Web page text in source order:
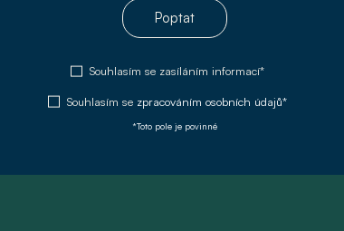
Poptat
Souhlasím se zasíláním informací*
Souhlasím se zpracováním osobních údajů*
*Toto pole je povinné